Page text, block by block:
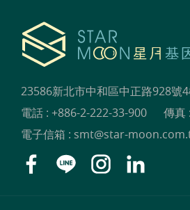
23586新北市中和區中正路928號
電話 : +886-2-222-33-900
傳真
電子信箱 : smt@star-